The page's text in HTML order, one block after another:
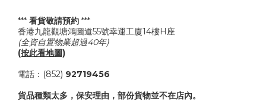
*** 看貨敬請預約 ***
香港九龍觀塘鴻圖道55號幸運工廈14樓H座
(全資自置物業超過40年)
(按此看地圖)
電話：(852) 92719456
貨品種類太多，保安理由，部份貨物並不在店內。